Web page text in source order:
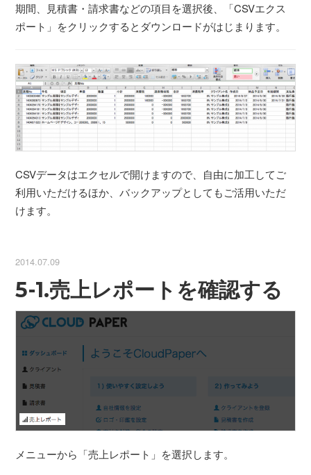
期間、見積書・請求書などの項目を選択後、「CSVエクス
ポート」をクリックするとダウンロードがはじまります。
CSVデータはエクセルで開けますので、自由に加工してご
利用いただけるほか、バックアップとしてもご活用いただ
けます。
2014.07.09
5-1.売上レポートを確認する
メニューから「売上レポート」を選択します。